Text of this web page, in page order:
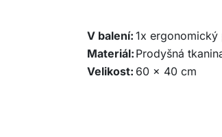
V balení: 1x ergonomický
Materiál: Prodyšná
Velikost: 60 x 40 cm